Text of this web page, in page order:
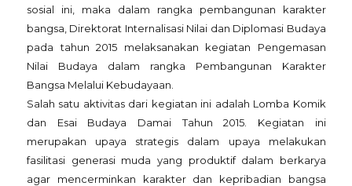
sosial ini, maka dalam rangka pembangunan karakter
bangsa, Direktorat Internalisasi Nilai dan Diplomasi Budaya
pada tahun 2015 melaksanakan kegiatan Pengemasan
Nilai Budaya dalam rangka Pembangunan Karakter
Bangsa Melalui Kebudayaan.
Salah satu aktivitas dari kegiatan ini adalah Lomba Komik
dan Esai Budaya Damai Tahun 2015. Kegiatan ini
merupakan upaya strategis dalam upaya melakukan
fasilitasi generasi muda yang produktif dalam berkarya
agar mencerminkan karakter dan kepribadian bangsa